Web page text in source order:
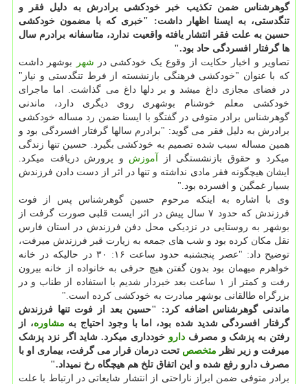
گوهرشناس ضمن تکذیب خبر خودکشی برادرش به دلیل فقر و
تنگدستی، به ایسنا اظهار داشت: "خبری که با مضمون خودکشی
حسین به علت فقر انتشار یافته واقعیت ندارد، متاسفانه برادرم سال
ها گرفتار افسردگی حاد بود."
تصاویر و اخبار حکایت از وقوع یک خودکشی در شهر
بوشهر داشت
که با عنوان "خودکشی فرهنگی بازنشسته از فرط تنگدستی و نیاز"
در فضای مجازی داغ میشد و بر دلها داغ می گذاشت. اما ماجرای
خودکشی معلم خوشنام بوشهری روی دیگری دارد، ماندنی
گوهرشناس برادر متوفی در گفتگو با ایسنا ضمن رد مساله خودکشی
برادرش به دلیل فقر می گوید: "برادرم سالها گرفتار افسردگی بود و
همین مساله سبب شده تصمیم به خودکشی بگیرد. حسین تنها زندگی
میکرد و حقوق بازنشستگی از آموزش و پرورش دریافت میکرد.
ایشان هیچگونه فقر مادی نداشته و تنها در اثر از دست دادن فرزندش
بسیار غمگین و افسرده بود."
وی با اشاره به اینکه مرحوم حسین گوهرشناس پس از فوت
فرزندش که حدود ۷ سال پیش در اثر ایست قلبی صورت گرفت از
بوشهر به روستایی در نزدیکی محل دفن فرزندش در استان فارس
نقل مکان کرده بود و شب های جمعه به زیارت قبر فرزندش میرفت،
توضیح داد: "عصر پنجشنبه حدود ساعت ۱۶: ۳۰ در حالیکه در خانه
خواهرم میهمان بود بدون گفتن هیچ حرفی به خانواده از خانه بیرون
رفت و کمتر از ۱ ساعت بعد خبردار شدیم با استفاده از طناب و در
بزرگراه طالقانی بوشهر مبادرت به خودکشی کرده است."
ماندنی گوهرشناس اضافه کرد: "حسین بعد از فوت تنها فرزندش
گرفتار افسردگی شدید شده بود، اما با وجود احتیاج به مشاوره، از
رفتن به پزشک و مصرفدارو خودداری میکرد. شاید اگر نزد پزشک
میرفت و زیر نظر متخصص تحت درمان قرار می گرفت، بیماری او با
مصرف دارو رفع شده و این اتفاق تلخ هم هیچگاه رخ نمیداد."
برادر متوفی ضمن ابراز ناراحتی از انتشار شایعاتی در ارتباط با علت